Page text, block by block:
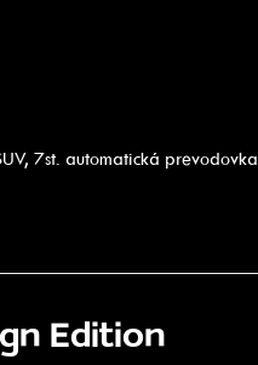
7st. automatická prevodovka
Edition